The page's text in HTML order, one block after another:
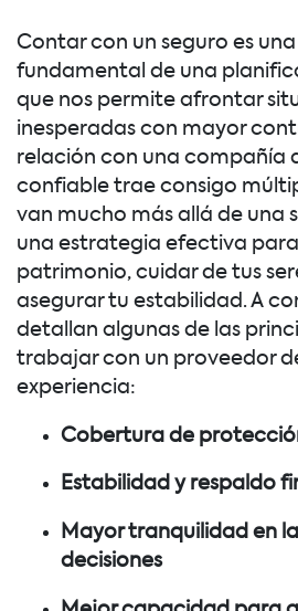
Contar con un seguro es
fundamental de una
que nos permite afrontar
inesperadas con mayor
relación con una compañía
confiable trae consigo
van mucho más allá de una
una estrategia efectiva
patrimonio, cuidar de tus
asegurar tu estabilidad. A
detallan algunas de las
trabajar con un proveedor
experiencia:
Cobertura de
Estabilidad y respaldo
Mayor tranquilidad en
decisiones